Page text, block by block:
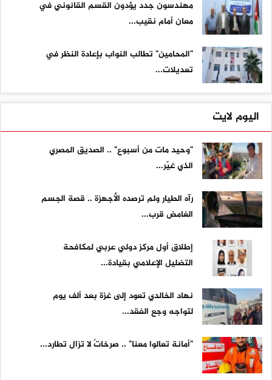
مهندسون جدد يؤدون القسم القانوني في
معان أمام نقيب...
"المحامين" تطالب النواب بإعادة النظر في
تعديلات...
اليوم لايت
"وحيد مات من أسبوع" .. الصديق المصري
الذي غيّر...
رآه الطيار ولم ترصده الأجهزة .. قصة الجسم
الغامض قرب...
إطلاق أول مركز دولي عربي لمكافحة
التضليل الإعلامي بقيادة...
نهاد الخالدي تعود إلى غزة بعد ألف يوم
لتواجه وجع الفقد...
"أمانة تعالوا معنا" .. صرخاتٌ لا تزال تطارد...